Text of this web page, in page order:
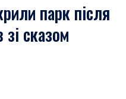
парк після
зі сказом